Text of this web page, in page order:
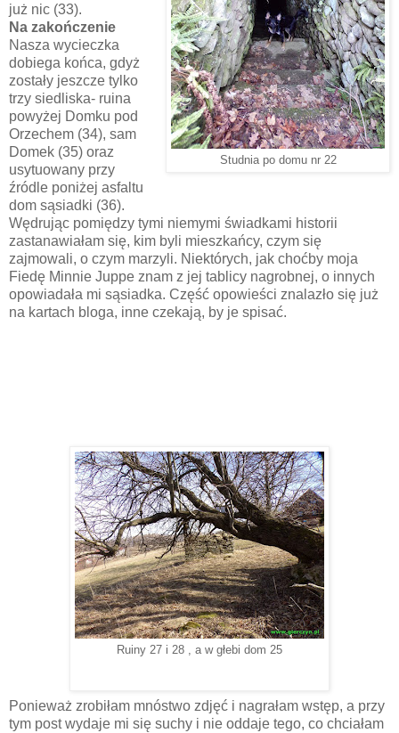
Studnia po domu nr 22
już nic (33).
Na zakończenie
Nasza wycieczka
dobiega końca, gdyż
zostały jeszcze tylko
trzy siedliska- ruina
powyżej Domku pod
Orzechem (34), sam
Domek (35) oraz
usytuowany przy
źródle poniżej asfaltu
dom sąsiadki (36).
Wędrując pomiędzy tymi niemymi świadkami historii
zastanawiałam się, kim byli mieszkańcy, czym się
zajmowali, o czym marzyli. Niektórych, jak choćby moja
Fiedę Minnie Juppe znam z jej tablicy nagrobnej, o innych
opowiadała mi sąsiadka. Część opowieści znalazło się już
na kartach bloga, inne czekają, by je spisać.
Ruiny 27 i 28 , a w głebi dom 25
Ponieważ zrobiłam mnóstwo zdjęć i nagrałam wstęp, a przy
tym post wydaje mi się suchy i nie oddaje tego, co chciałam